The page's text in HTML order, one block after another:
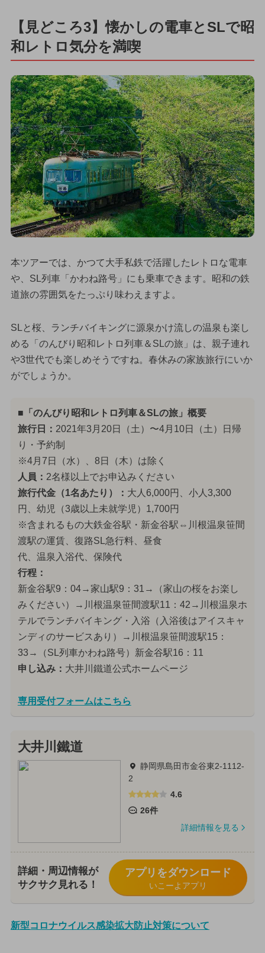
【見どころ3】懐かしの電車とSLで昭
和レトロ気分を満喫
本ツアーでは、かつて大手私鉄で活躍したレトロな電車
や、SL列車「かわね路号」にも乗車できます。昭和の鉄
道旅の雰囲気をたっぷり味わえますよ。
SLと桜、ランチバイキングに源泉かけ流しの温泉も楽し
める「のんびり昭和レトロ列車＆SLの旅」は、親子連れ
や3世代でも楽しめそうですね。春休みの家族旅行にいか
がでしょうか。
■「のんびり昭和レトロ列車＆SLの旅」概要
旅行日： 2021年3月20日（土）〜4月10日（土）日帰
り・予約制
※4月7日（水）、8日（木）は除く
人員： 2名様以上でお申込みください
旅行代金（1名あたり）： 大人6,000円、小人3,300
円、幼児（3歳以上未就学児）1,700円
※含まれるもの大鉄金谷駅・新金谷駅⇔川根温泉笹間
渡駅の運賃、復路SL急行料、昼食
代、温泉入浴代、保険代
行程：
新金谷駅9：04→家山駅9：31→（家山の桜をお楽し
みください）→川根温泉笹間渡駅11：42→川根温泉ホ
テルでランチバイキング・入浴（入浴後はアイスキャ
ンディのサービスあり）→川根温泉笹間渡駅15：
33→（SL列車かわね路号）新金谷駅16：11
申し込み： 大井川鐵道公式ホームページ
専用受付フォームはこちら
大井川鐵道
静岡県島田市金谷東2-1112-
2
4.6
26件
詳細情報を見る
詳細・周辺情報が
サクサク見れる！
アプリをダウンロード
いこーよアプリ
新型コロナウイルス感染拡大防止対策について